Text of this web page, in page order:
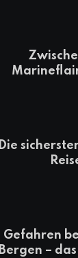
Die
Gefahren
Bergen –